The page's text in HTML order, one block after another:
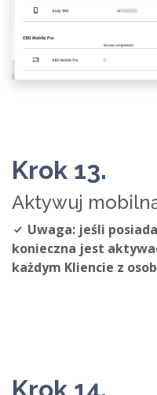
Krok 13.
Aktywuj
Uwaga: jeśli
konieczna jest
każdym Kliencie z